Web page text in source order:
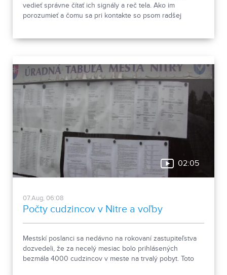
vedieť správne čítať ich signály a reč tela. Ako im
porozumieť a čomu sa pri kontakte so psom radšej
02:05
07.Aug, 06:08
Počty cudzincov v Nitre a voľby
Mestskí poslanci sa nedávno na rokovaní zastupiteľstva
dozvedeli, že za necelý mesiac bolo prihlásených
bezmála 4000 cudzincov v meste na trvalý pobyt. Toto